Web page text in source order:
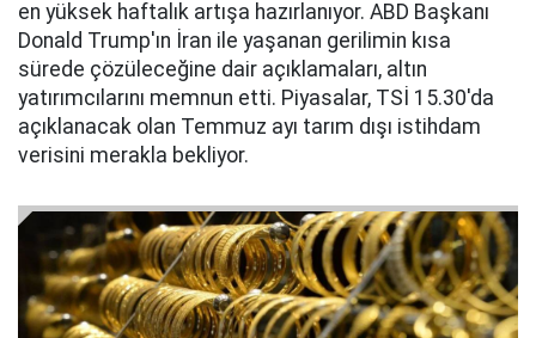
en yüksek haftalık artışa hazırlanıyor. ABD Başkanı
Donald Trump'ın İran ile yaşanan gerilimin kısa
sürede çözüleceğine dair açıklamaları, altın
yatırımcılarını memnun etti. Piyasalar, TSİ 15.30'da
açıklanacak olan Temmuz ayı tarım dışı istihdam
verisini merakla bekliyor.